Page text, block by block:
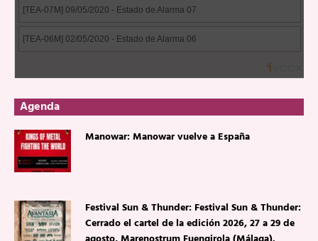
Agenda
Manowar: Manowar vuelve a España
Festival Sun & Thunder: Festival Sun & Thunder:
Cerrado el cartel de la edición 2026, 27 a 29 de